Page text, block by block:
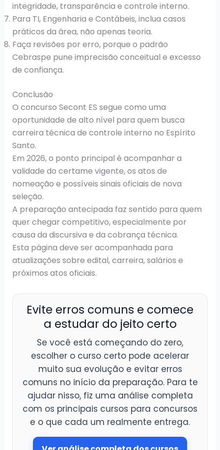
integridade, transparência e controle interno.
Para TI, Engenharia e Contábeis, inclua casos
práticos da área, não apenas teoria.
Faça revisões por erro, porque o padrão
Cebraspe pune imprecisão conceitual e excesso
de confiança.
Conclusão
O concurso Secont ES segue como uma
oportunidade de alto nível para quem busca
carreira técnica de controle interno no Espírito
Santo.
Em 2026, o ponto principal é acompanhar a
validade do certame vigente, os atos de
nomeação e possíveis sinais oficiais de nova
seleção.
A preparação antecipada faz sentido para quem
quer chegar competitivo, especialmente por
causa da discursiva e da cobrança técnica.
Esta página deve ser acompanhada para
atualizações sobre edital, carreira, salários e
próximos atos oficiais.
Evite erros comuns e comece
a estudar do jeito certo
Se você está começando do zero,
escolher o curso certo pode acelerar
muito sua evolução e evitar erros
comuns no início da preparação. Para te
ajudar nisso, fiz uma análise completa
com os principais cursos para concursos
e o que cada um realmente entrega.